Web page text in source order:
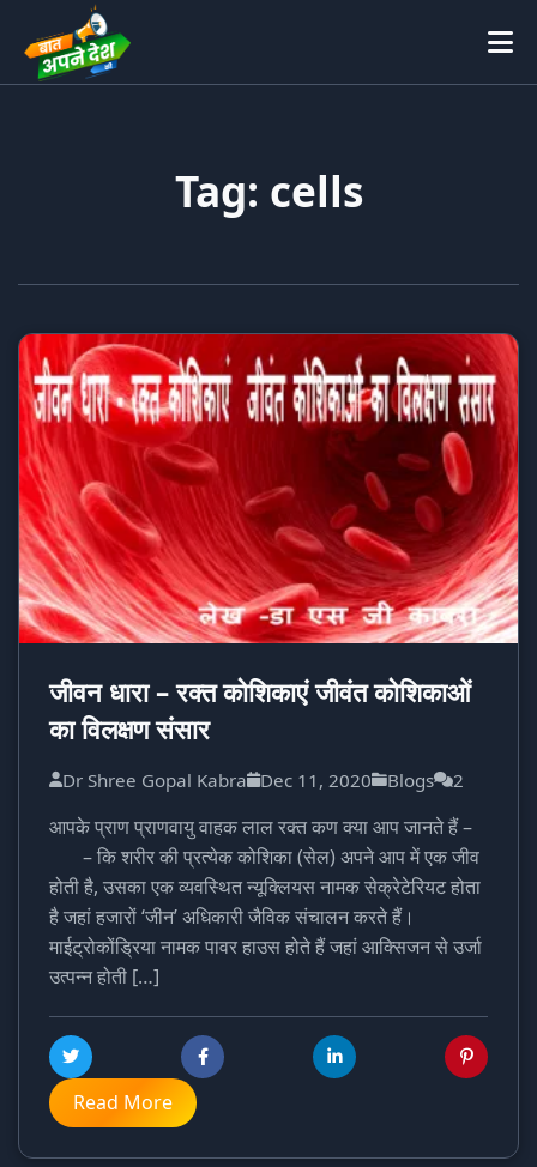
Tag: cells
जीवन धारा – रक्त कोशिकाएं जीवंत कोशिकाओं
का विलक्षण संसार
Dr Shree Gopal Kabra Dec 11, 2020 Blogs 2
आपके प्राण प्राणवायु वाहक लाल रक्त कण क्या आप जानते हैं –
– कि शरीर की प्रत्येक कोशिका (सेल) अपने आप में एक जीव
होती है, उसका एक व्यवस्थित न्यूक्लियस नामक सेक्रेटेरियट होता
है जहां हजारों ‘जीन’ अधिकारी जैविक संचालन करते हैं।
माईट्रोकोंड्रिया नामक पावर हाउस होते हैं जहां आक्सिजन से उर्जा
उत्पन्न होती […]
Read More